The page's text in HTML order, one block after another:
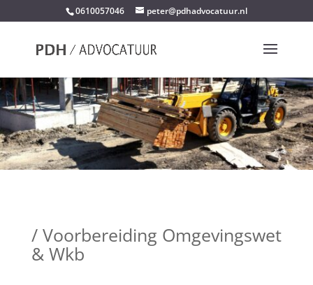
0610057046 peter@pdhadvocatuur.nl
/ Voorbereiding Omgevingswet
& Wkb